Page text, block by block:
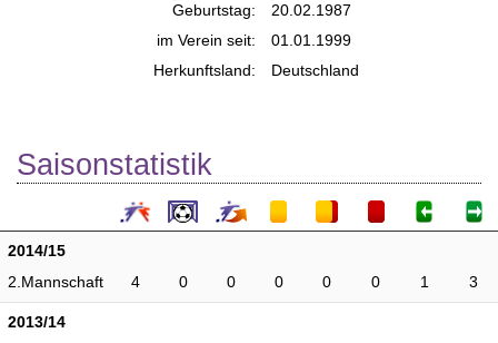
Geburtstag:
20.02.1987
im Verein seit:
01.01.1999
Herkunftsland:
Deutschland
Saisonstatistik
2014/15
2.Mannschaft
4 0 0 0 0 0 1 3
2013/14